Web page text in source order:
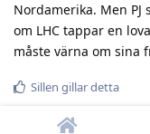
Nordamerika. Men
om LHC tappar en
måste värna om sina
Sillen gillar detta